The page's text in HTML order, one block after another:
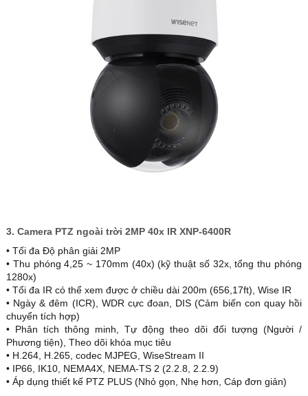
3. Camera PTZ ngoài trời 2MP 40x IR XNP-6400R
• Tối đa Độ phân giải 2MP
• Thu phóng 4,25 ~ 170mm (40x) (kỹ thuật số 32x, tổng thu phóng
1280x)
• Tối đa IR có thể xem được ở chiều dài 200m (656,17ft), Wise IR
• Ngày & đêm (ICR), WDR cực đoan, DIS (Cảm biến con quay hồi
chuyển tích hợp)
• Phân tích thông minh, Tự động theo dõi đối tượng (Người /
Phương tiện), Theo dõi khóa mục tiêu
• H.264, H.265, codec MJPEG, WiseStream II
• IP66, IK10, NEMA4X, NEMA-TS 2 (2.2.8, 2.2.9)
• Áp dụng thiết kế PTZ PLUS (Nhỏ gọn, Nhẹ hơn, Cáp đơn giản)